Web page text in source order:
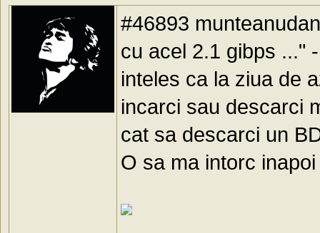
#46893
cu acel 2.1 gibps ..."
inteles ca la ziua de
incarci sau descarci
cat sa descarci un
O sa ma intorc